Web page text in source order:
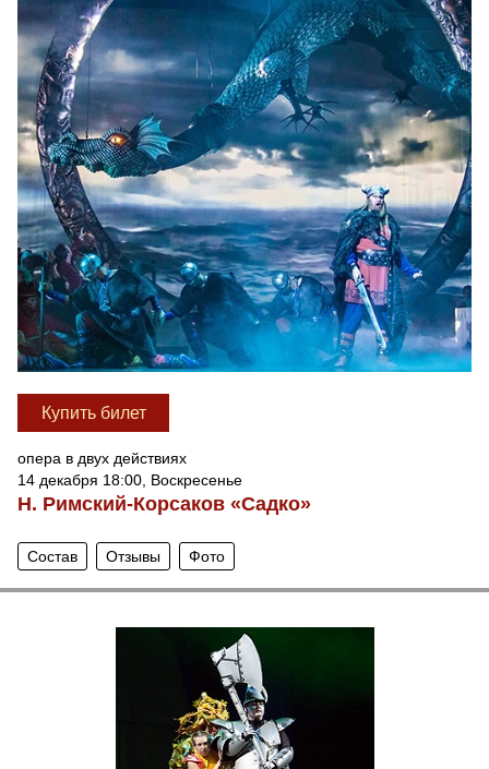
Купить билет
опера в двух действиях
14 декабря 18:00, Воскресенье
Н. Римский-Корсаков «Садко»
Состав Отзывы Фото